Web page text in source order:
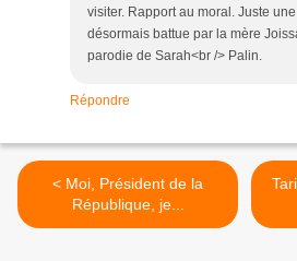
visiter. Rapport au moral. Juste
désormais battue par la mère
parodie de Sarah<br /> Palin.
Répondre
< Moi, Président de la
République, je...